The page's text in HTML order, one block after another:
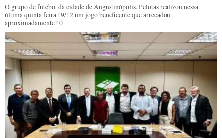
O grupo de futebol da cidade de Augustinópolis, Pelotas realizou nessa
última quinta feira 19/12 um jogo beneficente que arrecadou
aproximadamente 40